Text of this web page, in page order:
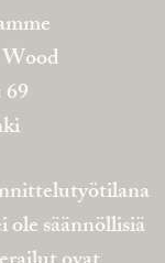
säännöllisiä